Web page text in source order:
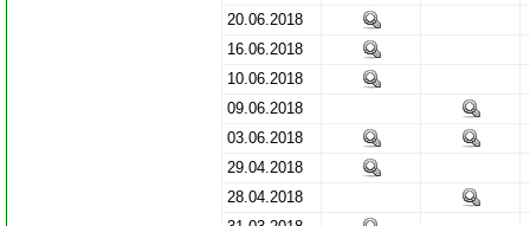
20.06.2018
16.06.2018
10.06.2018
09.06.2018
03.06.2018
29.04.2018
28.04.2018